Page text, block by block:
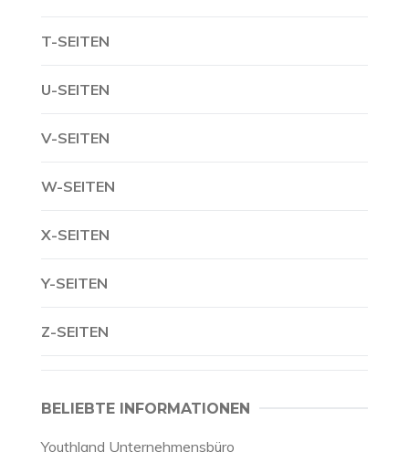
T-SEITEN
U-SEITEN
V-SEITEN
W-SEITEN
X-SEITEN
Y-SEITEN
Z-SEITEN
BELIEBTE INFORMATIONEN
Youthland Unternehmensbüro